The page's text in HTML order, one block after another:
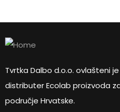
Tvrtka Dalbo d.o.o. ovlašteni je
distributer Ecolab proizvoda
područje Hrvatske.